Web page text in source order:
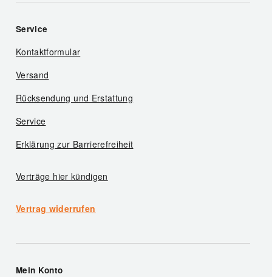
Service
Kontaktformular
Versand
Rücksendung und Erstattung
Service
Erklärung zur Barrierefreiheit
Verträge hier kündigen
Vertrag widerrufen
Mein Konto